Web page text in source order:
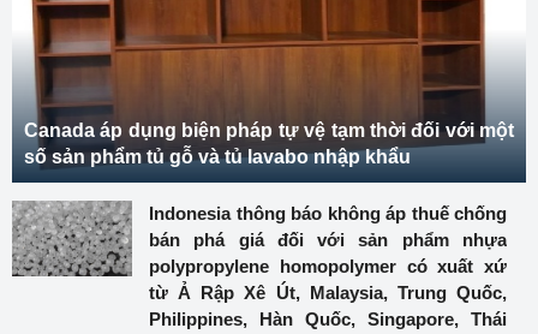
Canada áp dụng biện pháp tự vệ tạm thời đối với một
số sản phẩm tủ gỗ và tủ lavabo nhập khẩu
Indonesia thông báo không áp thuế chống
bán phá giá đối với sản phẩm nhựa
polypropylene homopolymer có xuất xứ
từ Ả Rập Xê Út, Malaysia, Trung Quốc,
Philippines, Hàn Quốc, Singapore, Thái